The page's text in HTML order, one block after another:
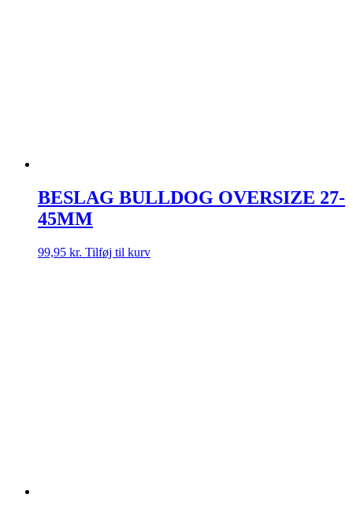
BESLAG BULLDOG OVERSIZE 27-
45MM
99,95 kr. Tilføj til kurv